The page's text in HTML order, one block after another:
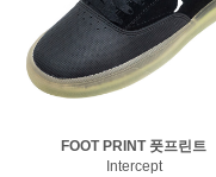
FOOT PRINT 풋프린트
Intercept